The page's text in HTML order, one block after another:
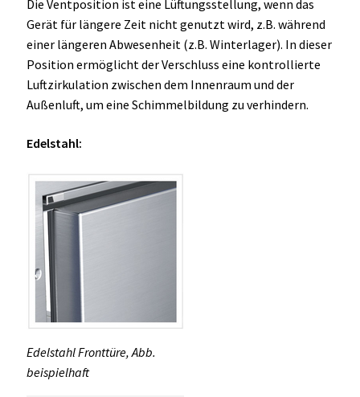
Die Ventposition ist eine Lüftungsstellung, wenn das
Gerät für längere Zeit nicht genutzt wird, z.B. während
einer längeren Abwesenheit (z.B. Winterlager). In dieser
Position ermöglicht der Verschluss eine kontrollierte
Luftzirkulation zwischen dem Innenraum und der
Außenluft, um eine Schimmelbildung zu verhindern.
Edelstahl:
Edelstahl Fronttüre, Abb.
beispielhaft